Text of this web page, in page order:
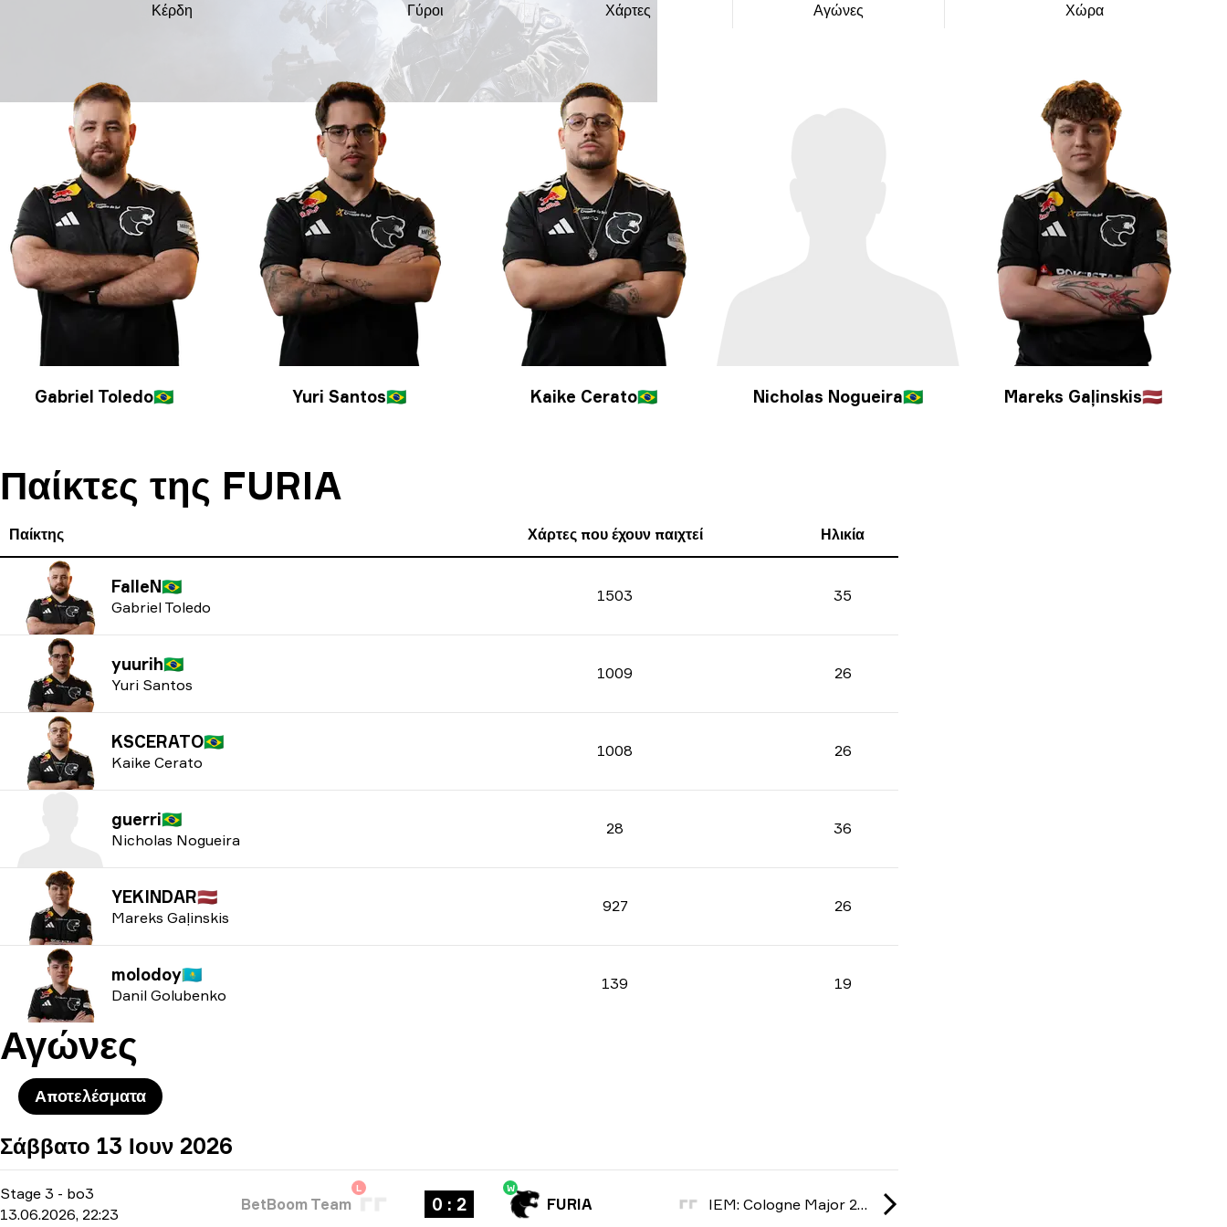
Κέρδη Γύροι Χάρτες Αγώνες Χώρα
Gabriel Toledo🇧🇷 Yuri Santos🇧🇷 Kaike Cerato🇧🇷 Nicholas Nogueira🇧🇷 Mareks Gaļinskis🇱🇻
Παίκτες της FURIA
Παίκτης Χάρτες που έχουν παιχτεί Ηλικία
FalleN🇧🇷
Gabriel Toledo
1503 35
yuurih🇧🇷
Yuri Santos
1009 26
KSCERATO🇧🇷
Kaike Cerato
1008 26
guerri🇧🇷
Nicholas Nogueira
28 36
YEKINDAR🇱🇻
Mareks Gaļinskis
927 26
molodoy🇰🇿
Danil Golubenko
139 19
Αγώνες
Αποτελέσματα
Σάββατο 13 Ιουν 2026
Stage 3 - bo3
13.06.2026, 22:23
L
BetBoom Team 0 : 2
W
FURIA IEM: Cologne Major 2026